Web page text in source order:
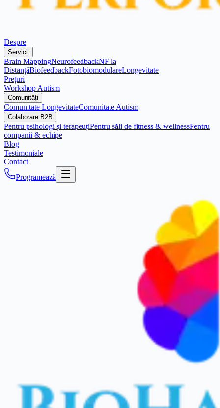
Despre
Servicii
Brain MappingNeurofeedbackNF la
DistanțăBiofeedbackFotobiomodulareLongevitate
Prețuri
Workshop Autism
Comunități
Comunitate LongevitateComunitate Autism
Colaborare B2B
Pentru psihologi și terapeuțiPentru săli de fitness & wellnessPentru
companii & echipe
Blog
Testimoniale
Contact
Programează